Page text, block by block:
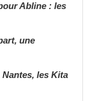
Abline : les
une
les Kita